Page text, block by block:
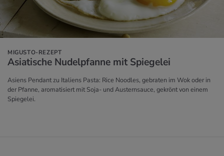
MIGUSTO-REZEPT
Asia­ti­sche Nu­del­pfan­ne mit Spie­gelei
Asiens Pendant zu Italiens Pasta: Rice Noodles, gebraten im Wok oder in
der Pfanne, aromatisiert mit Soja- und Austernsauce, gekrönt von einem
Spiegelei.